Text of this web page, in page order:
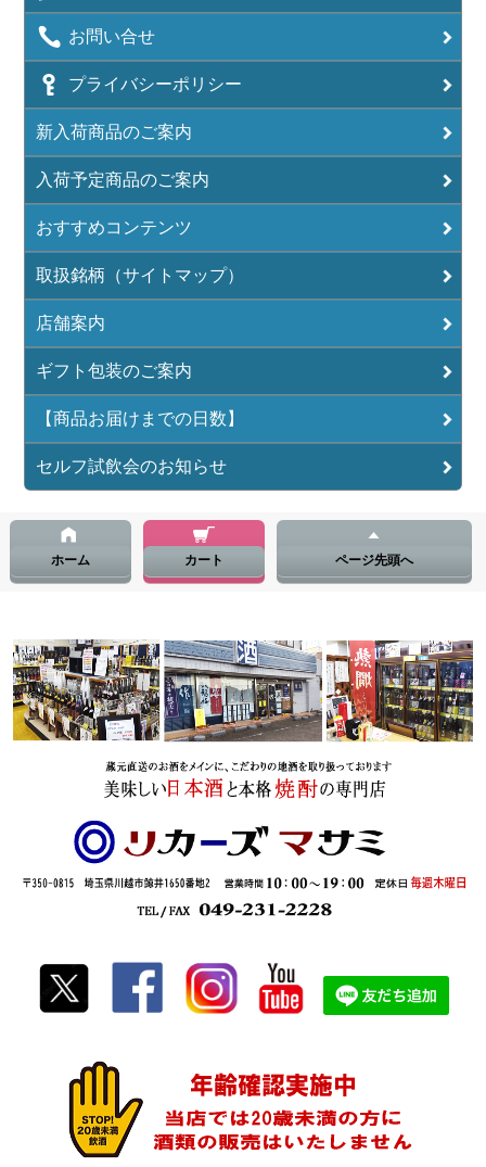
お問い合せ
プライバシーポリシー
新入荷商品のご案内
入荷予定商品のご案内
おすすめコンテンツ
取扱銘柄（サイトマップ）
店舗案内
ギフト包装のご案内
【商品お届けまでの日数】
セルフ試飲会のお知らせ
ホーム カート ページ先頭へ